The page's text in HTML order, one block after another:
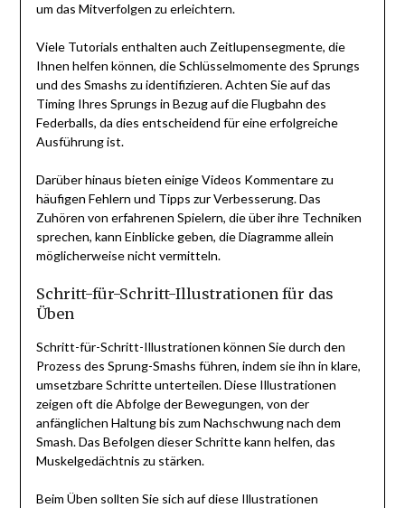
um das Mitverfolgen zu erleichtern.
Viele Tutorials enthalten auch Zeitlupensegmente, die
Ihnen helfen können, die Schlüsselmomente des Sprungs
und des Smashs zu identifizieren. Achten Sie auf das
Timing Ihres Sprungs in Bezug auf die Flugbahn des
Federballs, da dies entscheidend für eine erfolgreiche
Ausführung ist.
Darüber hinaus bieten einige Videos Kommentare zu
häufigen Fehlern und Tipps zur Verbesserung. Das
Zuhören von erfahrenen Spielern, die über ihre Techniken
sprechen, kann Einblicke geben, die Diagramme allein
möglicherweise nicht vermitteln.
Schritt-für-Schritt-Illustrationen für das
Üben
Schritt-für-Schritt-Illustrationen können Sie durch den
Prozess des Sprung-Smashs führen, indem sie ihn in klare,
umsetzbare Schritte unterteilen. Diese Illustrationen
zeigen oft die Abfolge der Bewegungen, von der
anfänglichen Haltung bis zum Nachschwung nach dem
Smash. Das Befolgen dieser Schritte kann helfen, das
Muskelgedächtnis zu stärken.
Beim Üben sollten Sie sich auf diese Illustrationen